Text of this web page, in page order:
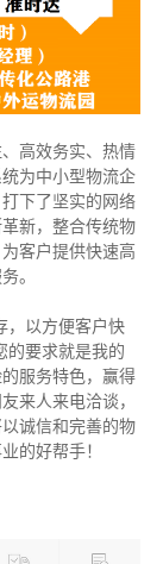
高效务实、热情
为中小型物流企
下了坚实的网络
新，整合传统物
客户提供快速高
。
，以方便客户快
的要求就是我的
服务特色，赢得
来人来电洽谈，
诚信和完善的物
的好帮手！